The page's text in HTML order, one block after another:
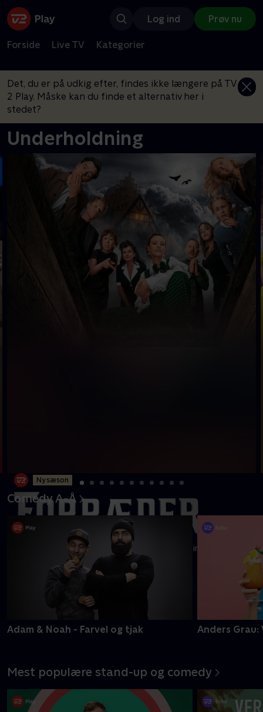
Log ind Prøv nu
Forside Live TV Kategorier
Det, du er på udkig efter, findes ikke længere på TV
2 Play. Måske kan du finde et alternativ her i
stedet?
Underholdning
Ny sæson
19 kendte flytter ind på et helt nyt gods, hvor intet er, som
det plejer at være
Mere info
Comedy A-Å
Adam & Noah - Farvel og tjak Anders Grau:
Mest populære stand-up og comedy